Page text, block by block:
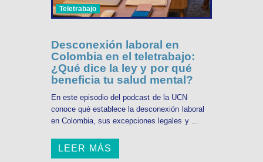
Teletrabajo
Desconexión laboral en
Colombia en el teletrabajo:
¿Qué dice la ley y por qué
beneficia tu salud mental?
En este episodio del podcast de la UCN
conoce qué establece la desconexión laboral
en Colombia, sus excepciones legales y ...
LEER MÁS